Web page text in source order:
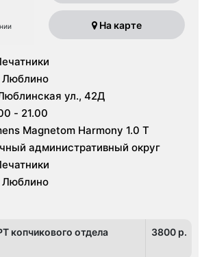
На карте
Люблино
ул., 42Д
9.00 - 21.00
Magnetom Harmony 1.0 Т
административный округ
Люблино
копчикового отдела
3800 p.